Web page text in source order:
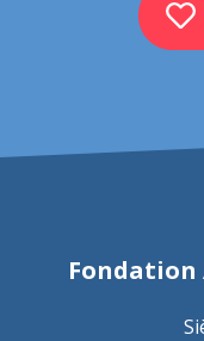
Fondation